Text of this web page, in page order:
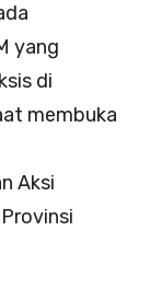
yang
di
membuka
Aksi